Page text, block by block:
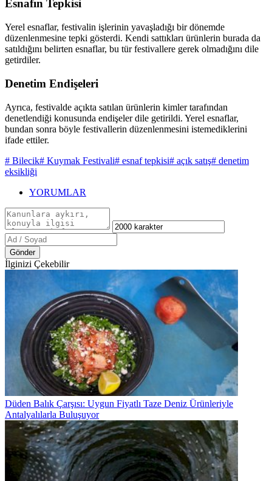
Esnafın Tepkisi
Yerel esnaflar, festivalin işlerinin yavaşladığı bir dönemde
düzenlenmesine tepki gösterdi. Kendi sattıkları ürünlerin burada da
satıldığını belirten esnaflar, bu tür festivallere gerek olmadığını dile
getirdiler.
Denetim Endişeleri
Ayrıca, festivalde açıkta satılan ürünlerin kimler tarafından
denetlendiği konusunda endişeler dile getirildi. Yerel esnaflar,
bundan sonra böyle festivallerin düzenlenmesini istemediklerini
ifade ettiler.
# Bilecik# Kuymak Festivali# esnaf tepkisi# açık satış# denetim
eksikliği
YORUMLAR
Gönder
İlginizi Çekebilir
Düden Balık Çarşısı: Uygun Fiyatlı Taze Deniz Ürünleriyle
Antalyalılarla Buluşuyor